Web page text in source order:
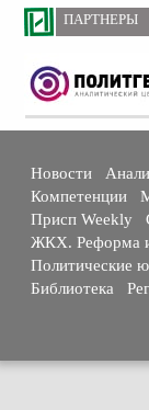
ПАРТНЕРЫ
Новости
Компетенции
Присп Weekly
ЖКХ. Реформа и
Политические
Библиотека